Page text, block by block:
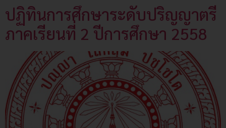
ปฏิทินการศึกษาระดับปริญญาตรี
ภาคเรียนที่ 2 ปีการศึกษา 2558